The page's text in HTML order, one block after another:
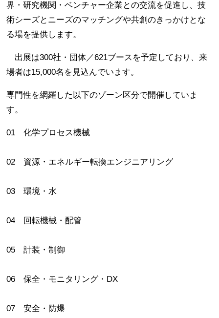
界・研究機関・ベンチャー企業との交流を促進し、技
術シーズとニーズのマッチングや共創のきっかけとな
る場を提供します。
出展は300社・団体／621ブースを予定しており、来
場者は15,000名を見込んでいます。
専門性を網羅した以下のゾーン区分で開催していま
す。
01 化学プロセス機械
02 資源・エネルギー転換エンジニアリング
03 環境・水
04 回転機械・配管
05 計装・制御
06 保全・モニタリング・DX
07 安全・防爆